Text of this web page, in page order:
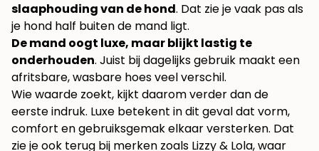
slaaphouding van de hond. Dat zie je vaak pas als
je hond half buiten de mand ligt.
De mand oogt luxe, maar blijkt lastig te
onderhouden. Juist bij dagelijks gebruik maakt een
afritsbare, wasbare hoes veel verschil.
Wie waarde zoekt, kijkt daarom verder dan de
eerste indruk. Luxe betekent in dit geval dat vorm,
comfort en gebruiksgemak elkaar versterken. Dat
zie je ook terug bij merken zoals Lizzy & Lola, waar